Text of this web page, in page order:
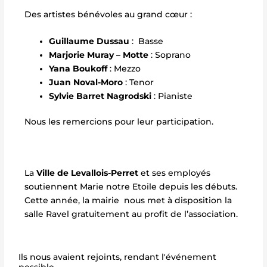
Des artistes bénévoles au grand cœur :
Guillaume Dussau : Basse
Marjorie Muray – Motte : Soprano
Yana Boukoff: Mezzo
Juan Noval-Moro : Tenor
Sylvie Barret Nagrodski : Pianiste
Nous les remercions pour leur participation.
LaVille de Levallois-Perret et ses employés
soutiennent Marie notre Etoile depuis les débuts.
Cette année, la mairie nous met à disposition la
salle Ravel gratuitement au profit de l’association.
Ils nous avaient rejoints, rendant l'événement